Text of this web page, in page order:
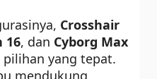
Crosshair
16, dan Cyborg Max
yang tepat.
mendukung